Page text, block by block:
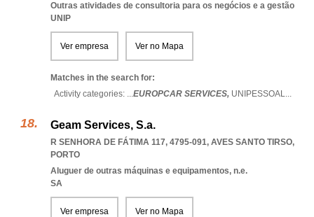
Outras atividades de consultoria para os negócios e a gestão
UNIP
Ver empresa Ver no Mapa
Matches in the search for:
Activity categories: ...EUROPCAR SERVICES, UNIPESSOAL...
Geam Services, S.a.
R SENHORA DE FÁTIMA 117, 4795-091, AVES SANTO TIRSO,
PORTO
Aluguer de outras máquinas e equipamentos, n.e.
SA
Ver empresa Ver no Mapa